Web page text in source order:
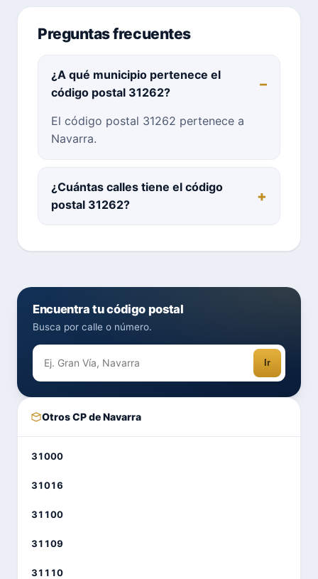
Preguntas frecuentes
¿A qué municipio pertenece el
código postal 31262?
El código postal 31262 pertenece a
Navarra.
¿Cuántas calles tiene el código
postal 31262?
Encuentra tu código postal
Busca por calle o número.
Ir
Otros CP de Navarra
31000
31016
31100
31109
31110